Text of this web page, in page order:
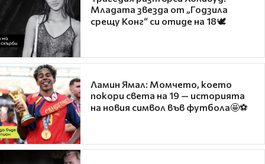
Младата звезда от „Годзила
срещу Конг“ си отиде на 18🕊️
Ламин Ямал: Момчето, което
покори света на 19 — историята
на новия символ във футбола🤩⚽